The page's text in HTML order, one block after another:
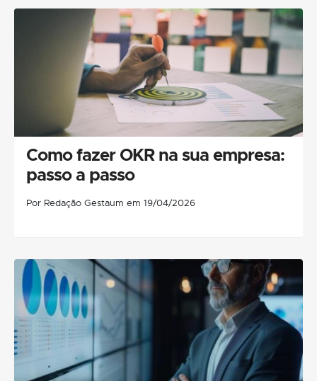
Como fazer OKR na sua empresa:
passo a passo
Por Redação Gestaum em 19/04/2026